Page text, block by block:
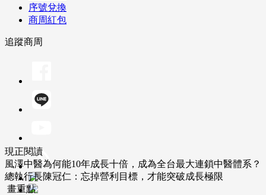
序號兌換
商周紅包
追蹤商周
現正閱讀
風澤中醫為何能10年成長十倍，成為全台最大連鎖中醫體系？
總執行長陳冠仁：忘掉營利目標，才能突破成長極限
畫重點